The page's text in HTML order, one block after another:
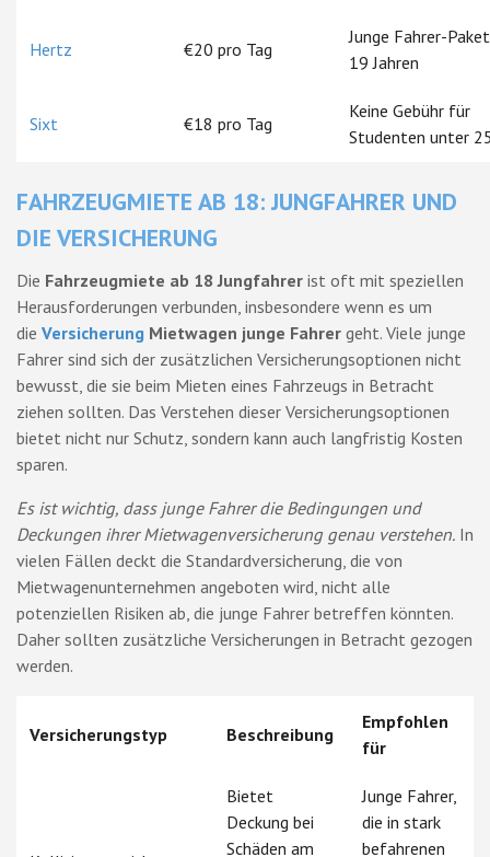
Hertz €20 pro Tag
Junge Fahrer-
19 Jahren
Sixt €18 pro Tag
Keine Gebühr für
Studenten unter
FAHRZEUGMIETE AB 18: JUNGFAHRER UND
DIE VERSICHERUNG
Die Fahrzeugmiete ab 18 Jungfahrer ist oft mit speziellen
Herausforderungen verbunden, insbesondere wenn es um
die Versicherung Mietwagen junge Fahrer geht. Viele junge
Fahrer sind sich der zusätzlichen Versicherungsoptionen nicht
bewusst, die sie beim Mieten eines Fahrzeugs in Betracht
ziehen sollten. Das Verstehen dieser Versicherungsoptionen
bietet nicht nur Schutz, sondern kann auch langfristig Kosten
sparen.
Es ist wichtig, dass junge Fahrer die Bedingungen und
Deckungen ihrer Mietwagenversicherung genau verstehen. In
vielen Fällen deckt die Standardversicherung, die von
Mietwagenunternehmen angeboten wird, nicht alle
potenziellen Risiken ab, die junge Fahrer betreffen könnten.
Daher sollten zusätzliche Versicherungen in Betracht gezogen
werden.
Versicherungstyp Beschreibung
Empfohlen
für
Bietet
Deckung bei
Schäden am
Junge Fahrer,
die in stark
befahrenen